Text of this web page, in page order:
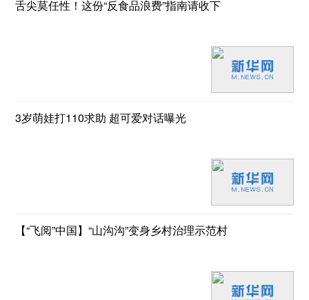
舌尖莫任性！这份“反食品浪费”指南请收下
3岁萌娃打110求助 超可爱对话曝光
【“飞阅”中国】“山沟沟”变身乡村治理示范村